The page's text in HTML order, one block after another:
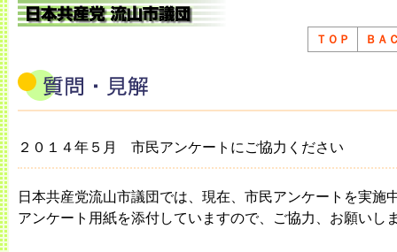
ＴＯＰ ＢＡ
２０１４年５月 市民アンケートにご協力ください
日本共産党流山市議団では、現在、市民アンケートを実施
アンケート用紙を添付していますので、ご協力、お願いし